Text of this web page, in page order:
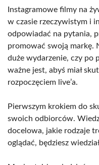
Instagramowe filmy na
w czasie rzeczywistym i
odpowiadać na pytania,
promować swoją markę.
duże wydarzenie, czy po
ważne jest, abyś miał
rozpoczęciem live’a.
Pierwszym krokiem do
swoich odbiorców.
docelowa, jakie rodzaje
oglądać, będziesz